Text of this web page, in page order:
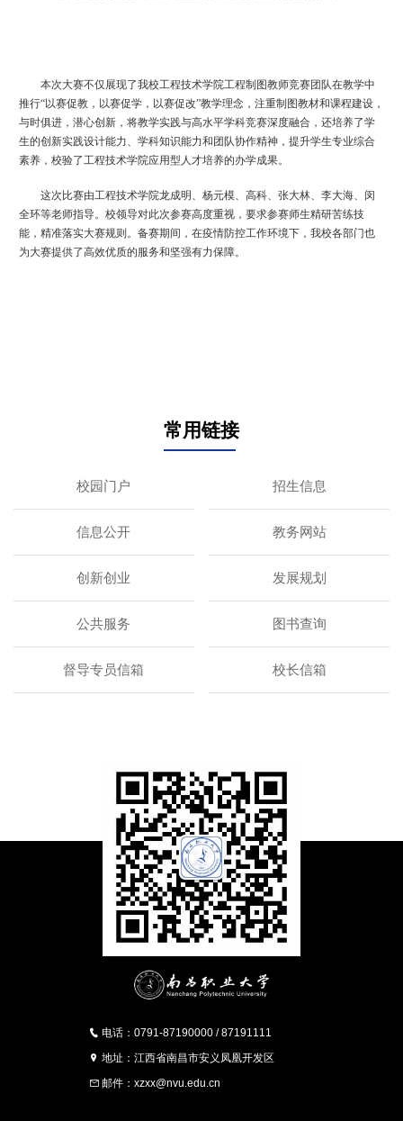
本次大赛不仅展现了我校工程技术学院工程制图教师竞赛团队在教学中
推行“以赛促教，以赛促学，以赛促改”教学理念，注重制图教材和课程建设，
与时俱进，潜心创新，将教学实践与高水平学科竞赛深度融合，还培养了学
生的创新实践设计能力、学科知识能力和团队协作精神，提升学生专业综合
素养，校验了工程技术学院应用型人才培养的办学成果。
这次比赛由工程技术学院龙成明、杨元模、高科、张大林、李大海、闵
全环等老师指导。校领导对此次参赛高度重视， 要求参赛师生精研苦练技
能，精准落实大赛规则。备赛期间，在疫情防控工作环境下，我校各部门也
为大赛提供了高效优质的服务和坚强有力保障。
常用链接
校园门户 招生信息
信息公开 教务网站
创新创业 发展规划
公共服务 图书查询
督导专员信箱 校长信箱
电话：0791-87190000 / 87191111
地址：江西省南昌市安义凤凰开发区
邮件：xzxx@nvu.edu.cn